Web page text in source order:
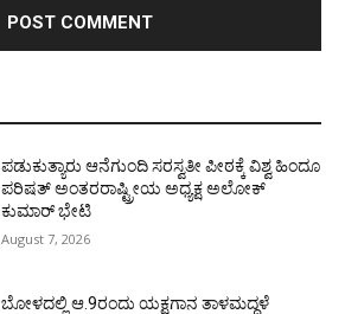
ಪಡುಕುತ್ಯಾರು ಆನೆಗುಂದಿ ಸರಸ್ವತೀ ಪೀಠಕ್ಕೆ ವಿಶ್ವ ಹಿಂದೂ
ಪರಿಷತ್ ಅಂತರರಾಷ್ಟ್ರೀಯ ಅಧ್ಯಕ್ಷ ಅಲೋಕ್
ಕುಮಾರ್ ಭೇಟಿ
August 7, 2026
ಬೋಳದಲ್ಲಿ ಆ.9ರಂದು ಯಕ್ಷಗಾನ ತಾಳಮದ್ದಳೆ